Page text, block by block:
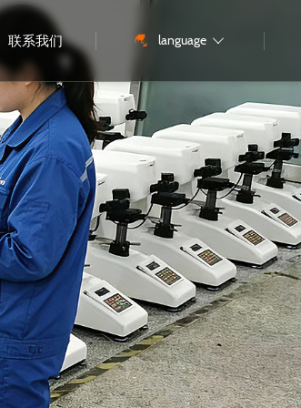
联系我们 language 